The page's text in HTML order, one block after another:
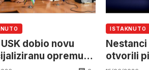
USK dobio novu
opremu
ISTAKNUTO
otvorili